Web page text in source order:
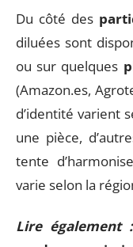
Du côté des
diluées sont
ou sur quelques
(Amazon.es,
d’identité varient
une pièce,
tente
varie selon la
Lire également :